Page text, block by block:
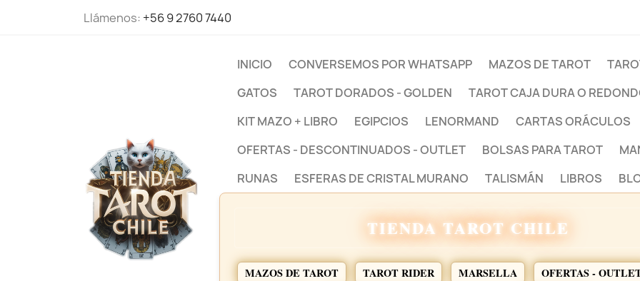
Llámenos: +56 9 2760 7440
INICIO CONVERSEMOS POR WHATSAPP MAZOS DE TAROT
GATOS
TAROT DORADOS - GOLDEN TAROT CAJA DURA O
KIT MAZO + LIBRO
EGIPCIOS LENORMAND
CARTAS ORÁCULOS
OFERTAS - DESCONTINUADOS - OUTLET
BOLSAS PARA TAROT
RUNAS
ESFERAS DE CRISTAL MURANO TALISMÁN LIBROS
TIENDA TAROT CHILE
MAZOS DE TAROT TAROT RIDER MARSELLA OFERTAS -